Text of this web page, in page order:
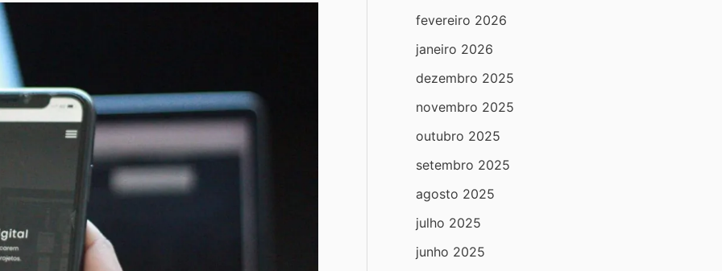
fevereiro 2026
janeiro 2026
dezembro 2025
novembro 2025
outubro 2025
setembro 2025
agosto 2025
julho 2025
junho 2025